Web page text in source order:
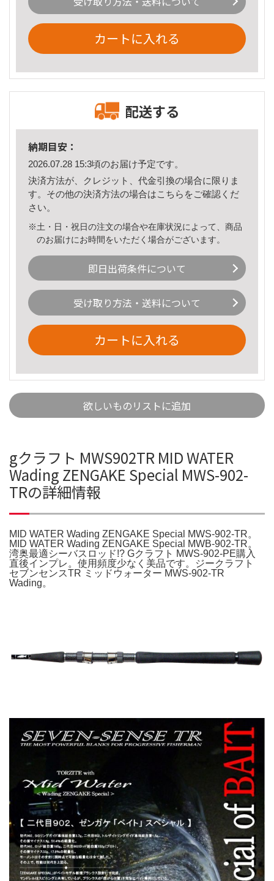
カートに入れる
配送する
納期目安：
2026.07.28 15:3頃のお届け予定です。
決済方法が、クレジット、代金引換の場合に限りま
す。その他の決済方法の場合はこちら をご確認くだ
さい。
※土・日・祝日の注文の場合や在庫状況によって、商品
のお届けにお時間をいただく場合がございます。
即日出荷条件について
受け取り方法・送料について
カートに入れる
欲しいものリストに追加
gクラフト MWS902TR MID WATER
Wading ZENGAKE Special MWS-902-
TRの詳細情報
MID WATER Wading ZENGAKE Special MWS-902-TR。
MID WATER Wading ZENGAKE Special MWB-902-TR。
湾奥最適シーバスロッド!? Gクラフト MWS-902-PE購入
直後インプレ。使用頻度少なく美品です。ジークラフト
セブンセンスTR ミッドウォーター MWS-902-TR
Wading。